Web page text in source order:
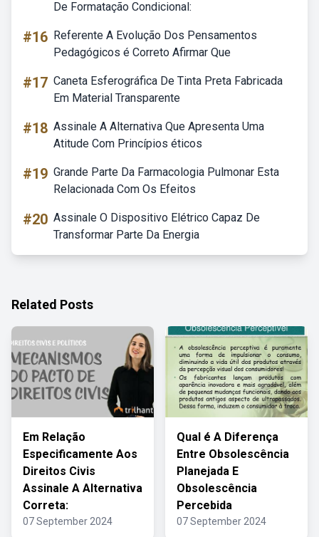
De Formatação Condicional:
#16 Referente A Evolução Dos Pensamentos
Pedagógicos é Correto Afirmar Que
#17 Caneta Esferográfica De Tinta Preta Fabricada
Em Material Transparente
#18 Assinale A Alternativa Que Apresenta Uma
Atitude Com Princípios éticos
#19 Grande Parte Da Farmacologia Pulmonar Esta
Relacionada Com Os Efeitos
#20 Assinale O Dispositivo Elétrico Capaz De
Transformar Parte Da Energia
Related Posts
Em Relação
Especificamente Aos
Direitos Civis
Assinale A Alternativa
Correta:
07 September 2024
Qual é A Diferença
Entre Obsolescência
Planejada E
Obsolescência
Percebida
07 September 2024